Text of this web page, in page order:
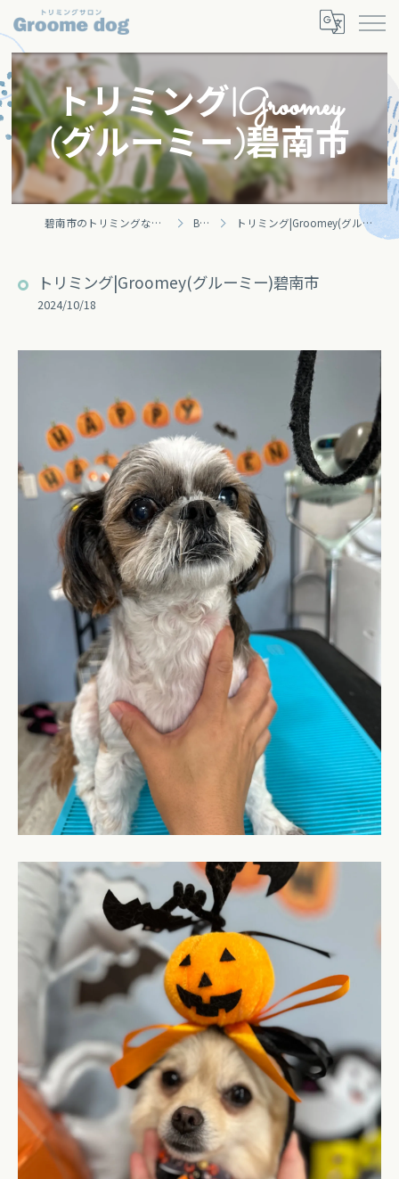
トリミング|Groomey
(グルーミー)碧南市
碧南市のトリミングならGroomey Blog トリミング|Groomey(グルーミー)碧南市
トリミング|Groomey(グルーミー)碧南市
2024/10/18